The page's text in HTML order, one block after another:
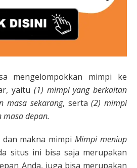
mengelompokkan mimpi ke
yaitu (1) mimpi yang berkaitan
masa sekarang, serta(2) mimpi
masa depan.
dan makna mimpiMimpi meniup
situs ini bisa saja merupakan
Anda, juga bisa merupakan